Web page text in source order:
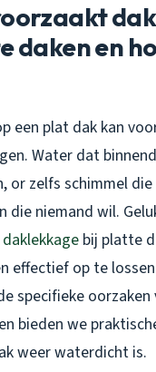
daken en
een plat dak kan
Water dat
or zelfs schimmel
die niemand wil.
daklekkage bij platte
effectief op te
specifieke oorzaken
bieden we
weer waterdicht is.